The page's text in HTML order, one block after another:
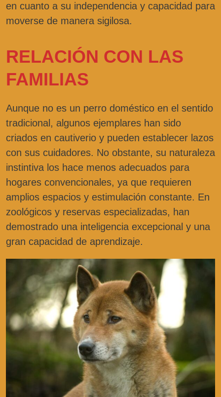
en cuanto a su independencia y capacidad para
moverse de manera sigilosa.
RELACIÓN CON LAS
FAMILIAS
Aunque no es un perro doméstico en el sentido
tradicional, algunos ejemplares han sido
criados en cautiverio y pueden establecer lazos
con sus cuidadores. No obstante, su naturaleza
instintiva los hace menos adecuados para
hogares convencionales, ya que requieren
amplios espacios y estimulación constante. En
zoológicos y reservas especializadas, han
demostrado una inteligencia excepcional y una
gran capacidad de aprendizaje.